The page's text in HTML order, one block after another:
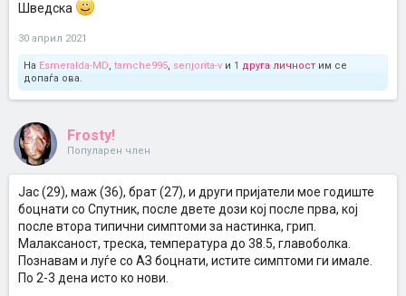
Шведска
30 април 2021
На Esmeralda-MD, tamche995, senjorita-v и 1 друга личност им се
допаѓа ова.
Frosty!
Популарен член
Јас (29), маж (36), брат (27), и други пријатели мое годиште
боцнати со Спутник, после двете дози кој после прва, кој
после втора типични симптоми за настинка, грип.
Малаксаност, треска, температура до 38.5, главоболка.
Познавам и луѓе со АЗ боцнати, истите симптоми ги имале.
По 2-3 дена исто ко нови.